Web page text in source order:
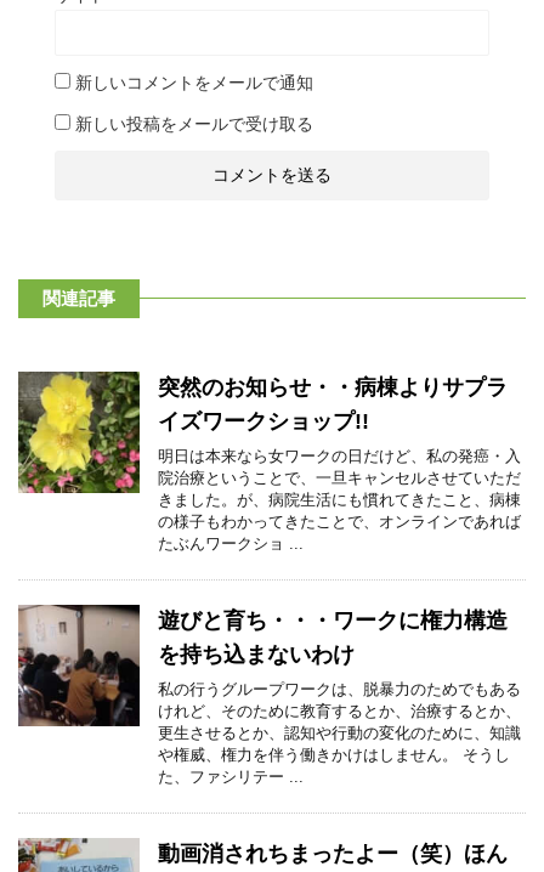
新しいコメントをメールで通知
新しい投稿をメールで受け取る
関連記事
突然のお知らせ・・病棟よりサプラ
イズワークショップ!!
明日は本来なら女ワークの日だけど、私の発癌・入
院治療ということで、一旦キャンセルさせていただ
きました。が、病院生活にも慣れてきたこと、病棟
の様子もわかってきたことで、オンラインであれば
たぶんワークショ ...
遊びと育ち・・・ワークに権力構造
を持ち込まないわけ
私の行うグループワークは、脱暴力のためでもある
けれど、そのために教育するとか、治療するとか、
更生させるとか、認知や行動の変化のために、知識
や権威、権力を伴う働きかけはしません。 そうし
た、ファシリテー ...
動画消されちまったよー（笑）ほん